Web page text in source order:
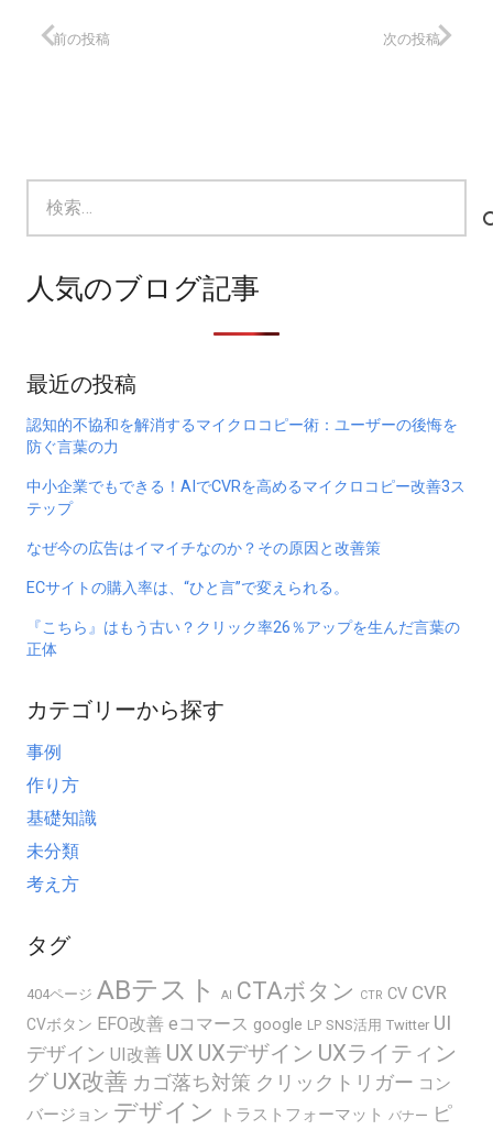
前の投稿 次の投稿
人気のブログ記事
最近の投稿
認知的不協和を解消するマイクロコピー術：ユーザーの後悔を
防ぐ言葉の力
中小企業でもできる！AIでCVRを高めるマイクロコピー改善3ス
テップ
なぜ今の広告はイマイチなのか？その原因と改善策
ECサイトの購入率は、“ひと言”で変えられる。
『こちら』はもう古い？クリック率26％アップを生んだ言葉の
正体
カテゴリーから探す
事例
作り方
基礎知識
未分類
考え方
タグ
404ページ ABテスト AI CTAボタン CTR CV CVR
CVボタン EFO改善 eコマース google LP SNS活用 Twitter UI
デザイン UI改善 UX UXデザイン UXライティン
グ UX改善 カゴ落ち対策 クリックトリガー コン
バージョン デザイン トラストフォーマット バナー ピ